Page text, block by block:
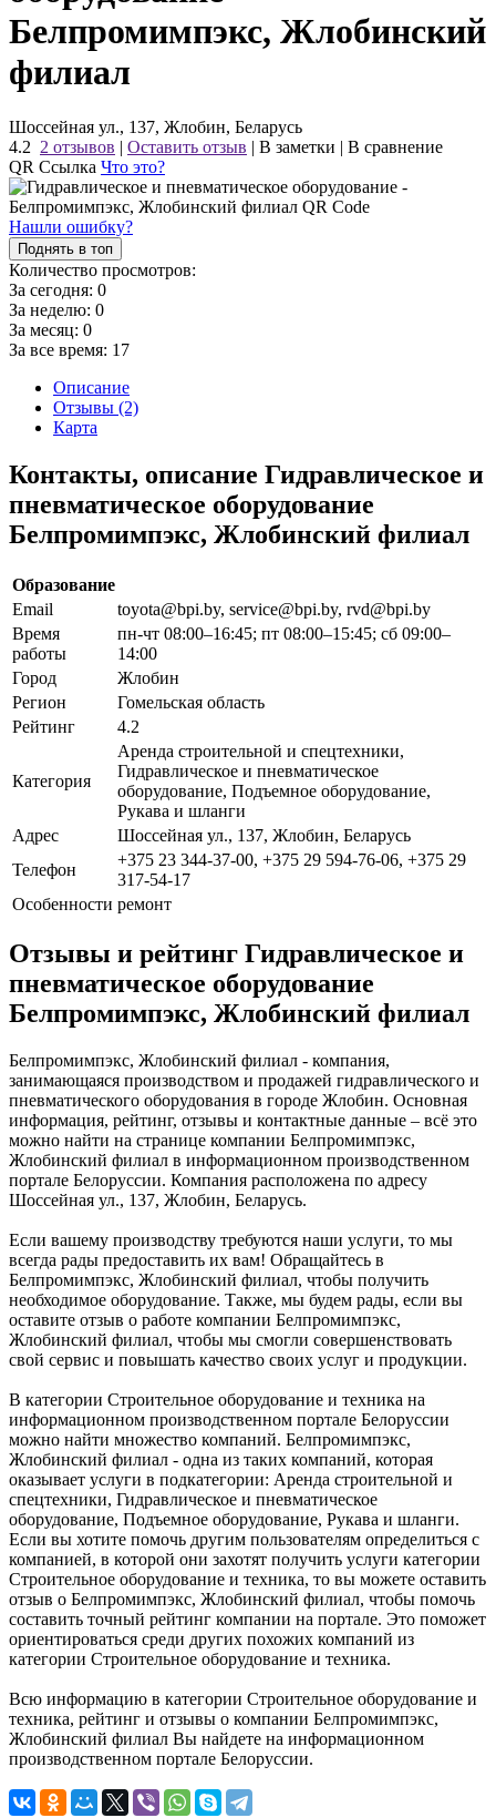
Белпромимпэкс, Жлобинский
филиал
Шоссейная ул., 137, Жлобин, Беларусь
4.2 2 отзывов | Оставить отзыв | В заметки | В сравнение
QR Ссылка Что это?
Нашли ошибку?
Поднять в топ
Количество просмотров:
За сегодня: 0
За неделю: 0
За месяц: 0
За все время: 17
Описание
Отзывы (2)
Карта
Контакты, описание Гидравлическое и
пневматическое оборудование
Белпромимпэкс, Жлобинский филиал
Образование
Email
toyota@bpi.by, service@bpi.by, rvd@bpi.by
Время
работы
пн-чт 08:00–16:45; пт 08:00–15:45; сб 09:00–
14:00
Город
Жлобин
Регион
Гомельская область
Рейтинг
4.2
Категория
Аренда строительной и спецтехники,
Гидравлическое и пневматическое
оборудование, Подъемное оборудование,
Рукава и шланги
Адрес
Шоссейная ул., 137, Жлобин, Беларусь
Телефон
+375 23 344-37-00, +375 29 594-76-06, +375 29
317-54-17
Особенности ремонт
Отзывы и рейтинг Гидравлическое и
пневматическое оборудование
Белпромимпэкс, Жлобинский филиал
Белпромимпэкс, Жлобинский филиал - компания,
занимающаяся производством и продажей гидравлического и
пневматического оборудования в городе Жлобин. Основная
информация, рейтинг, отзывы и контактные данные – всё это
можно найти на странице компании Белпромимпэкс,
Жлобинский филиал в информационном производственном
портале Белоруссии. Компания расположена по адресу
Шоссейная ул., 137, Жлобин, Беларусь.
Если вашему производству требуются наши услуги, то мы
всегда рады предоставить их вам! Обращайтесь в
Белпромимпэкс, Жлобинский филиал, чтобы получить
необходимое оборудование. Также, мы будем рады, если вы
оставите отзыв о работе компании Белпромимпэкс,
Жлобинский филиал, чтобы мы смогли совершенствовать
свой сервис и повышать качество своих услуг и продукции.
В категории Строительное оборудование и техника на
информационном производственном портале Белоруссии
можно найти множество компаний. Белпромимпэкс,
Жлобинский филиал - одна из таких компаний, которая
оказывает услуги в подкатегории: Аренда строительной и
спецтехники, Гидравлическое и пневматическое
оборудование, Подъемное оборудование, Рукава и шланги.
Если вы хотите помочь другим пользователям определиться с
компанией, в которой они захотят получить услуги категории
Строительное оборудование и техника, то вы можете оставить
отзыв о Белпромимпэкс, Жлобинский филиал, чтобы помочь
составить точный рейтинг компании на портале. Это поможет
ориентироваться среди других похожих компаний из
категории Строительное оборудование и техника.
Всю информацию в категории Строительное оборудование и
техника, рейтинг и отзывы о компании Белпромимпэкс,
Жлобинский филиал Вы найдете на информационном
производственном портале Белоруссии.